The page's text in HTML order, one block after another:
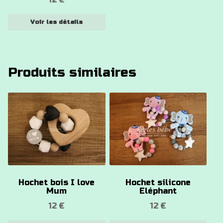
Voir les détails
produit
Produits similaires
Hochet bois I love
Mum
12€
Hochet silicone
Eléphant
12€
produit
a
plusieurs
variations.
Les
peuvent